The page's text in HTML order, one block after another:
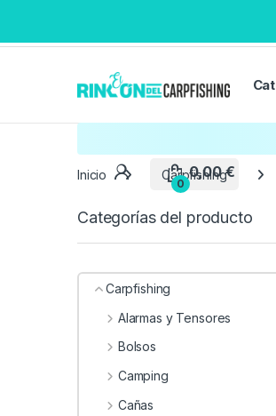
Inicio Carpfishing
Categorías del producto
Carpfishing
Alarmas y Tensores
Bolsos
Camping
Cañas